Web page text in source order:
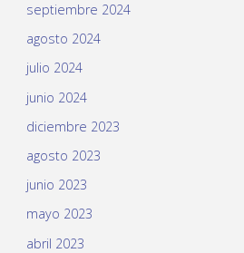
septiembre 2024
agosto 2024
julio 2024
junio 2024
diciembre 2023
agosto 2023
junio 2023
mayo 2023
abril 2023